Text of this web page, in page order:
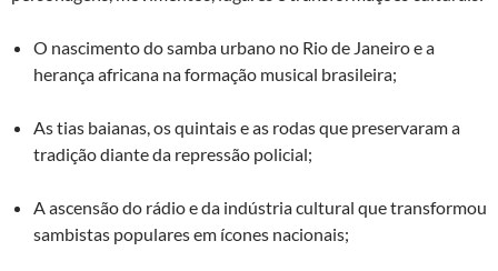
O nascimento do samba urbano no Rio de Janeiro e a
herança africana na formação musical brasileira;
As tias baianas, os quintais e as rodas que preservaram a
tradição diante da repressão policial;
A ascensão do rádio e da indústria cultural que transformou
sambistas populares em ícones nacionais;